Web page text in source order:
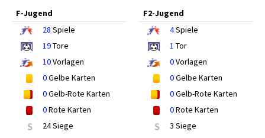
F-Jugend
28 Spiele
19Tore
10Vorlagen
0Gelbe Karten
0Gelb-Rote Karten
0Rote Karten
S 24 Siege
F2-Jugend
4Spiele
1 Tor
0Vorlagen
0Gelbe Karten
0Gelb-Rote Karten
0Rote Karten
S 3 Siege